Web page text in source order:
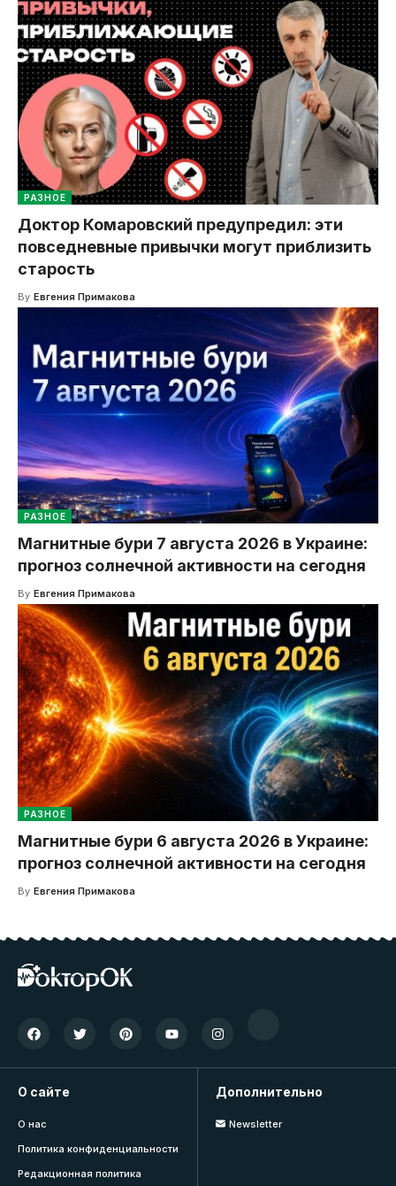
РАЗНОЕ
Доктор Комаровский предупредил: эти
повседневные привычки могут приблизить
старость
By Евгения Примакова
РАЗНОЕ
Магнитные бури 7 августа 2026 в Украине:
прогноз солнечной активности на сегодня
By Евгения Примакова
РАЗНОЕ
Магнитные бури 6 августа 2026 в Украине:
прогноз солнечной активности на сегодня
By Евгения Примакова
О сайте
О нас
Политика конфиденциальности
Редакционная политика
Дополнительно
Newsletter